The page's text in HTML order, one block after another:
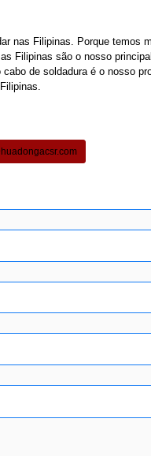
nas Filipinas. Porque temos
Filipinas são o nosso
de soldadura é o nosso